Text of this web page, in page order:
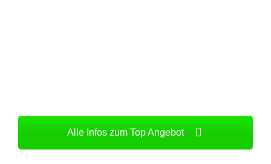
Alle Infos zum Top Angebot